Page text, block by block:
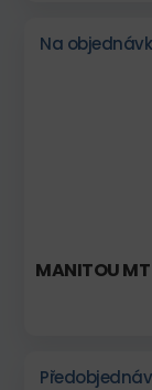
Na
MANITOU